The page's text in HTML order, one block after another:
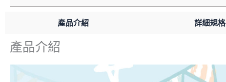
產品介紹 詳細規格
產品介紹